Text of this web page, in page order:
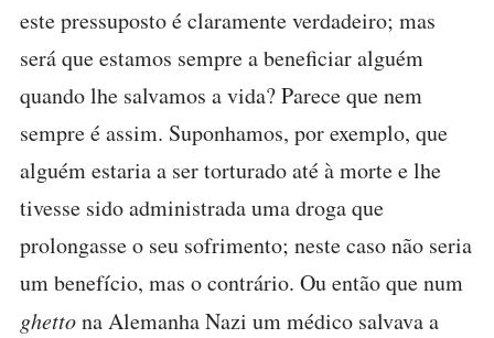
este pressuposto é claramente verdadeiro; mas
será que estamos sempre a beneficiar alguém
quando lhe salvamos a vida? Parece que nem
sempre é assim. Suponhamos, por exemplo, que
alguém estaria a ser torturado até à morte e lhe
tivesse sido administrada uma droga que
prolongasse o seu sofrimento; neste caso não seria
um benefício, mas o contrário. Ou então que num
ghettona Alemanha Nazi um médico salvava a